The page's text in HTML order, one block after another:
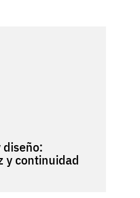
diseño:
y continuidad